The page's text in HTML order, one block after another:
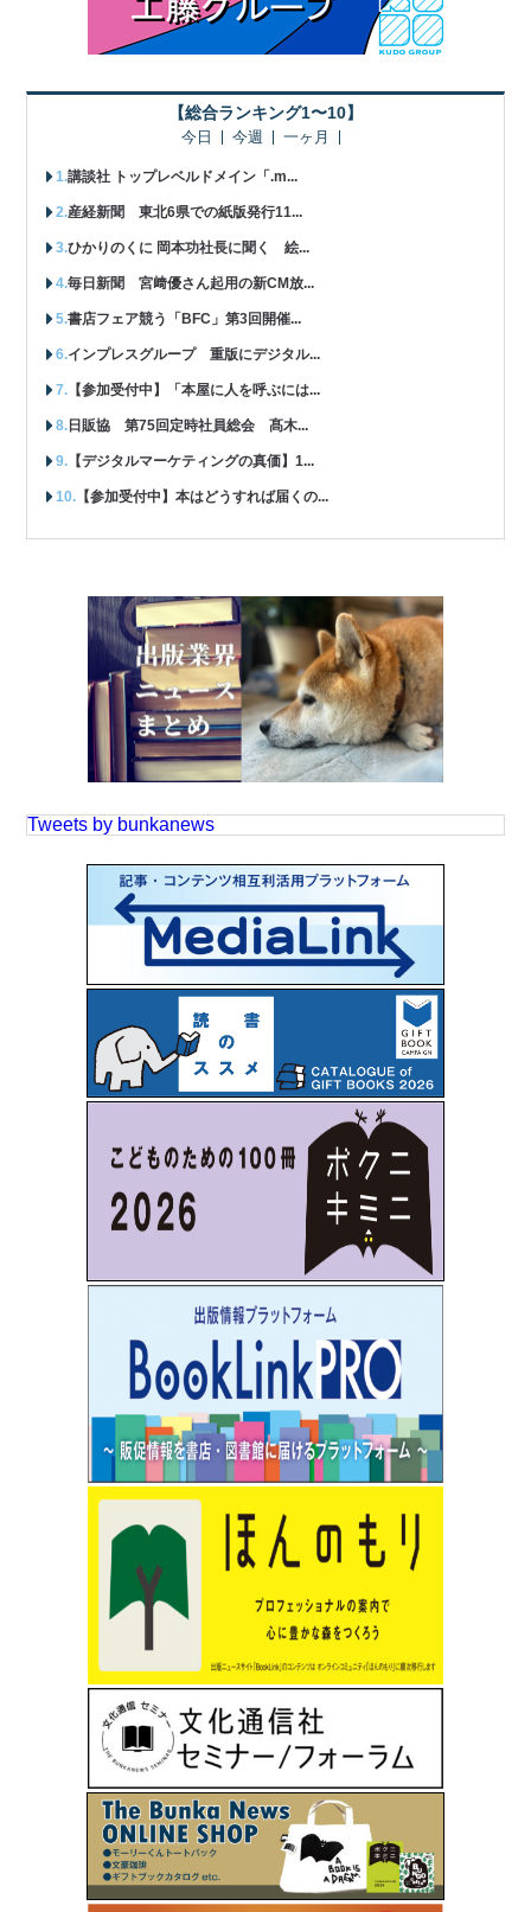
【総合ランキング1〜10】
今日 今週 一ヶ月
講談社 トップレベルドメイン「.m...
産経新聞 東北6県での紙版発行11...
ひかりのくに 岡本功社長に聞く 絵...
毎日新聞 宮﨑優さん起用の新CM放...
書店フェア競う「BFC」第3回開催...
インプレスグループ 重版にデジタル...
【参加受付中】「本屋に人を呼ぶには...
日販協 第75回定時社員総会 髙木...
【デジタルマーケティングの真価】1...
【参加受付中】本はどうすれば届くの...
Tweets by bunkanews